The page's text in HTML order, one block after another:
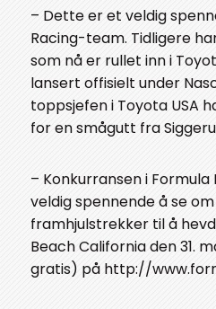
– Dette er et veldig
Racing-team. Tidligere
som nå er rullet inn i
lansert offisielt under
toppsjefen i Toyota USA
for en smågutt fra
– Konkurransen i
veldig spennende å se
framhjulstrekker til å
Beach California den 31.
gratis) på http://